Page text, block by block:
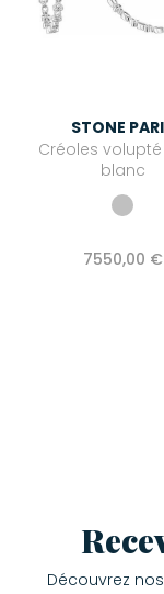
STONE
Créoles
blanc
7550,00 €
Découvrez